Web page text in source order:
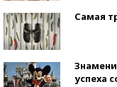
Самая
успеха